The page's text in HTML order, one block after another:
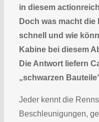
in diesem
Doch was macht
schnell und wie
Kabine bei diesem
Die Antwort liefern
„schwarzen
Jeder kennt die
Beschleunigungen,